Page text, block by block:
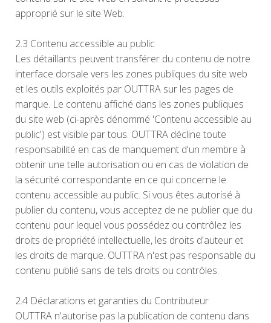
approprié sur le site Web.
2.3 Contenu accessible au public
Les détaillants peuvent transférer du contenu de notre
interface dorsale vers les zones publiques du site web
et les outils exploités par OUTTRA sur les pages de
marque. Le contenu affiché dans les zones publiques
du site web (ci-après dénommé 'Contenu accessible au
public') est visible par tous. OUTTRA décline toute
responsabilité en cas de manquement d'un membre à
obtenir une telle autorisation ou en cas de violation de
la sécurité correspondante en ce qui concerne le
contenu accessible au public. Si vous êtes autorisé à
publier du contenu, vous acceptez de ne publier que du
contenu pour lequel vous possédez ou contrôlez les
droits de propriété intellectuelle, les droits d'auteur et
les droits de marque. OUTTRA n'est pas responsable du
contenu publié sans de tels droits ou contrôles.
2.4 Déclarations et garanties du Contributeur
OUTTRA n'autorise pas la publication de contenu dans